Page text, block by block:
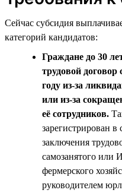
Сейчас субсидия
категорий кандидатов:
Граждане до 30
трудовой
году из-за
или из-за
её сотрудников.
зарегистрирован в
заключения
самозанятого или
фермерского
руководителем